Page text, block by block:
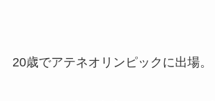
20歳でアテネオリンピックに出場。